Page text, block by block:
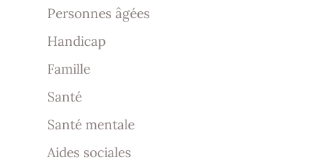
Personnes âgées
Handicap
Famille
Santé
Santé mentale
Aides sociales